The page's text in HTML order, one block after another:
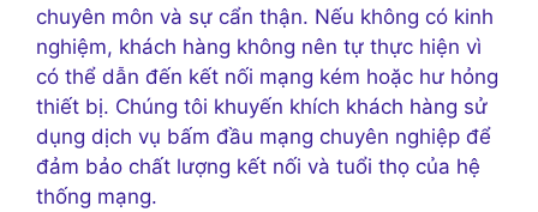
chuyên môn và sự cẩn thận. Nếu không có kinh
nghiệm, khách hàng không nên tự thực hiện vì
có thể dẫn đến kết nối mạng kém hoặc hư hỏng
thiết bị. Chúng tôi khuyến khích khách hàng sử
dụng dịch vụ bấm đầu mạng chuyên nghiệp để
đảm bảo chất lượng kết nối và tuổi thọ của hệ
thống mạng.